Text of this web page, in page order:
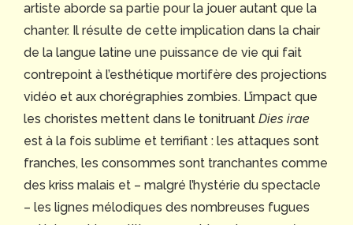
artiste aborde sa partie pour la jouer autant que la
chanter. Il résulte de cette implication dans la chair
de la langue latine une puissance de vie qui fait
contrepoint à l’esthétique mortifère des projections
vidéo et aux chorégraphies zombies. L’impact que
les choristes mettent dans le tonitruant Dies irae
est à la fois sublime et terrifiant : les attaques sont
franches, les consommes sont tranchantes comme
des kriss malais et – malgré l’hystérie du spectacle
– les lignes mélodiques des nombreuses fugues